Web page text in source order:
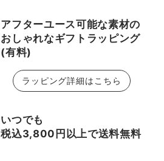
アフターユース可能な素材の
おしゃれなギフトラッピング
(有料)
ラッピング詳細はこちら
いつでも
税込3,800円以上で送料無料